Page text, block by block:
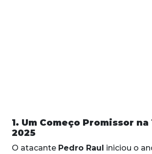
1. Um Começo Promissor
2025
O atacante Pedro Raul iniciou o